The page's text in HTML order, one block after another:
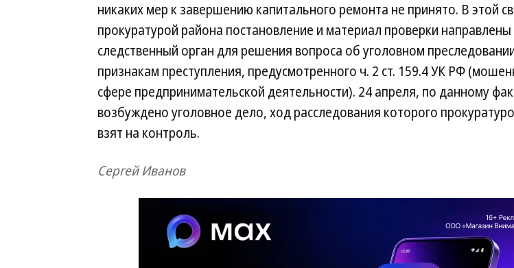
никаких мер к завершению капитального ремонта не принято. В этой
прокуратурой района постановление и материал проверки направлены
следственный орган для решения вопроса об уголовном
признакам преступления, предусмотренного ч. 2 ст. 159.4 УК РФ
сфере предпринимательской деятельности). 24 апреля, по данному
возбуждено уголовное дело, ход расследования которого
взят на контроль.
Сергей Иванов